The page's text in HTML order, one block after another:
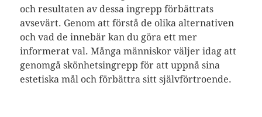
och resultaten av dessa ingrepp förbättrats
avsevärt. Genom att förstå de olika alternativen
och vad de innebär kan du göra ett mer
informerat val. Många människor väljer idag att
genomgå skönhetsingrepp för att uppnå sina
estetiska mål och förbättra sitt självförtroende.